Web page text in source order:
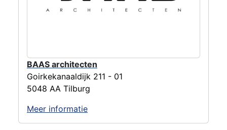
BAAS architecten
Goirkekanaaldijk 211 - 01
5048 AA Tilburg
Meer informatie